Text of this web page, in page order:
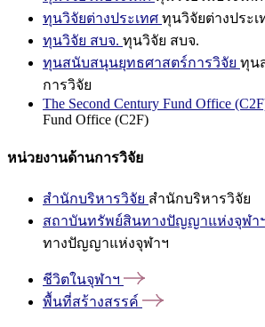
ทุนวิจัยต่างประเทศ ทุนวิจัยต่างประเ
ทุนวิจัย สบจ. ทุนวิจัย สบจ.
ทุนสนับสนุนยุทธศาสตร์การวิจัย ทุน
การวิจัย
The Second Century Fund Office
Fund Office (C2F)
หน่วยงานด้านการวิจัย
สำนักบริหารวิจัย สำนักบริหารวิจัย
สถาบันทรัพย์สินทางปัญญาแห่งจุฬา
ทางปัญญาแห่งจุฬาฯ
ชีวิตในจุฬาฯ
พื้นที่สร้างสรรค์